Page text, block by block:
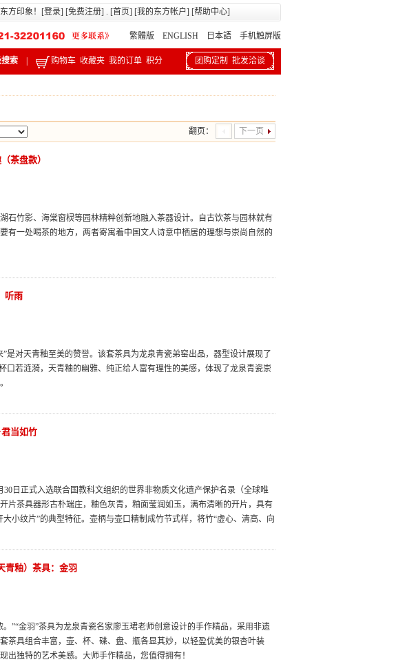
方印象！[登录] [免费注册] . [首页] [我的东方帐户] [帮助中心]
繁體版 ENGLISH 日本語 手机触屏版
搜索 购物车 收藏夹 我的订单 积分 团购定制 批发洽谈
翻页： 下一页
茶盘款）
石竹影、海棠窗棂等园林精粹创新地融入茶器设计。自古饮茶与园林就有
有一处喝茶的地方，两者寄寓着中国文人诗意中栖居的理想与崇尚自然的
听雨
是对天青釉至美的赞誉。该套茶具为龙泉青瓷弟窑出品，器型设计展现了
口若涟漪，天青釉的幽雅、纯正给人富有理性的美感，体现了龙泉青瓷崇
当如竹
30日正式入选联合国教科文组织的世界非物质文化遗产保护名录（全球唯
片茶具器形古朴端庄，釉色灰青，釉面莹润如玉，满布清晰的开片，具有
小纹片”的典型特征。壶柄与壶口精制成竹节式样，将竹“虚心、清高、向
青釉）茶具：金羽
”“金羽”茶具为龙泉青瓷名家廖玉珺老师创意设计的手作精品，采用非遗
茶具组合丰富，壶、杯、碟、盘、瓶各显其妙，以轻盈优美的银杏叶装
出独特的艺术美感。大师手作精品，您值得拥有！